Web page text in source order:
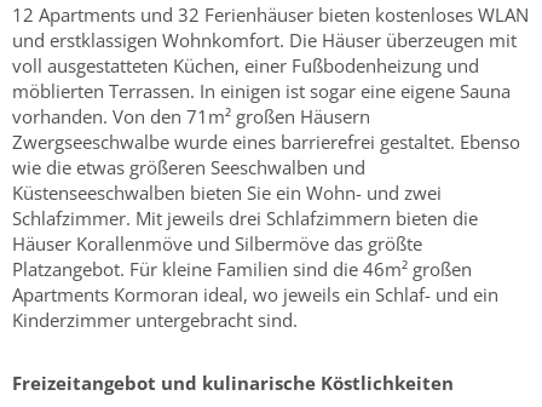
12 Apartments und 32 Ferienhäuser bieten kostenloses WLAN
und erstklassigen Wohnkomfort. Die Häuser überzeugen mit
voll ausgestatteten Küchen, einer Fußbodenheizung und
möblierten Terrassen. In einigen ist sogar eine eigene Sauna
vorhanden. Von den 71m² großen Häusern
Zwergseeschwalbe wurde eines barrierefrei gestaltet. Ebenso
wie die etwas größeren Seeschwalben und
Küstenseeschwalben bieten Sie ein Wohn- und zwei
Schlafzimmer. Mit jeweils drei Schlafzimmern bieten die
Häuser Korallenmöve und Silbermöve das größte
Platzangebot. Für kleine Familien sind die 46m² großen
Apartments Kormoran ideal, wo jeweils ein Schlaf- und ein
Kinderzimmer untergebracht sind.
Freizeitangebot und kulinarische Köstlichkeiten